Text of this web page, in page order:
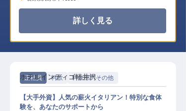
詳しく見る
正社員 料飲 料飲部門その他
ホテルインディゴ軽井沢
【大手外資】人気の薪火イタリアン！特別な食体
験を、あなたのサポートから